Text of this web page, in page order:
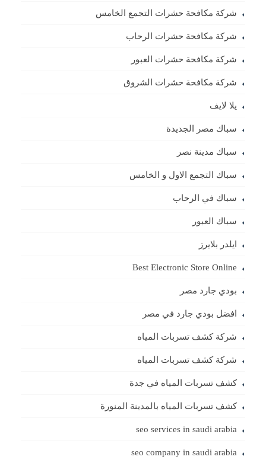
شركة مكافحة حشرات التجمع الخامس
شركة مكافحة حشرات الرحاب
شركة مكافحة حشرات العبور
شركة مكافحة حشرات الشروق
يلا لايف
سباك مصر الجديدة
سباك مدينة نصر
سباك التجمع الاول و الخامس
سباك في الرحاب
سباك العبور
ايلدر بلايرز
Best Electronic Store Online
بودي جارد مصر
افضل بودي جارد في مصر
شركة كشف تسربات المياه
شركة كشف تسربات المياه
كشف تسربات المياه في جدة
كشف تسربات المياه بالمدينة المنورة
seo services in saudi arabia
seo company in saudi arabia